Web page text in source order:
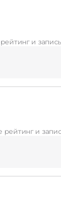
и
рейтинг и